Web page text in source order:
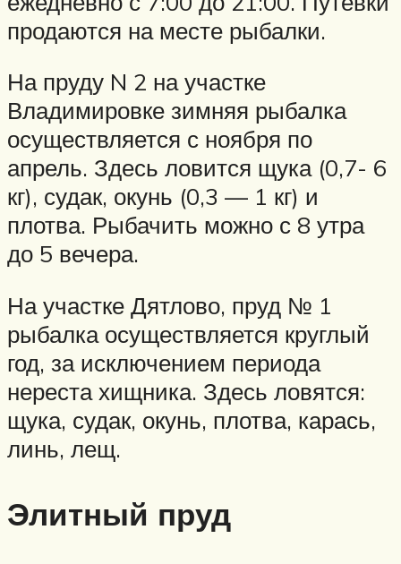
продаются на месте рыбалки.
На пруду N 2 на участке
Владимировке зимняя рыбалка
осуществляется с ноября по
апрель. Здесь ловится щука (0,7- 6
кг), судак, окунь (0,3 — 1 кг) и
плотва. Рыбачить можно с 8 утра
до 5 вечера.
На участке Дятлово, пруд № 1
рыбалка осуществляется круглый
год, за исключением периода
нереста хищника. Здесь ловятся:
щука, судак, окунь, плотва, карась,
линь, лещ.
Элитный пруд